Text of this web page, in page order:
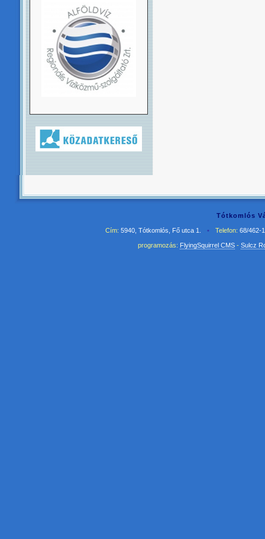
Tótkomlós
Cím: 5940, Tótkomlós, Fő utca 1. • Telefon: 68/462-
programozás: FlyingSquirrel CMS- Sulcz